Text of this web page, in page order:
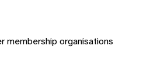
membership organisations